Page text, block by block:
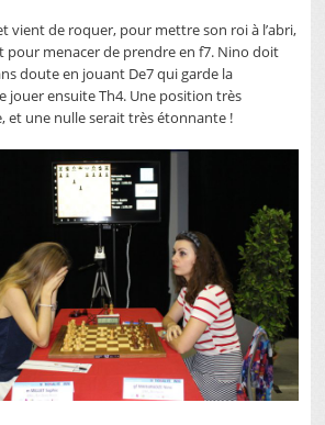
vient de roquer, pour mettre son roi à l’abri,
pour menacer de prendre en f7. Nino doit
doute en jouant De7 qui garde la
jouer ensuite Th4. Une position très
et une nulle serait très étonnante !